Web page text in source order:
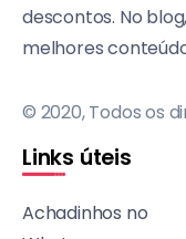
descontos. No
melhores
© 2020, Todos os
Links úteis
Achadinhos no